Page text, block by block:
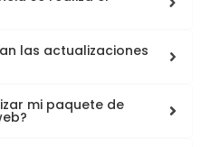
las actualizaciones
mi paquete de